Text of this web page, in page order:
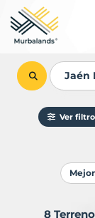
Ver
8